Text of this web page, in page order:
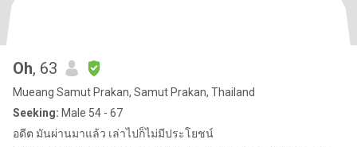
Oh, 63
Mueang Samut Prakan, Samut Prakan, Thailand
Seeking: Male 54 - 67
อดีต มันผ่านมาแล้ว เล่าไปก็ไม่มีประโยชน์